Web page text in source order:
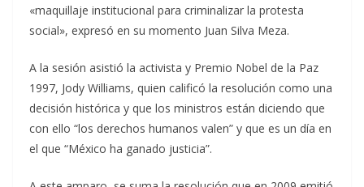
«maquillaje institucional para criminalizar la protesta
social», expresó en su momento Juan Silva Meza.
A la sesión asistió la activista y Premio Nobel de la Paz
1997, Jody Williams, quien calificó la resolución como una
decisión histórica y que los ministros están diciendo que
con ello “los derechos humanos valen” y que es un día en
el que “México ha ganado justicia”.